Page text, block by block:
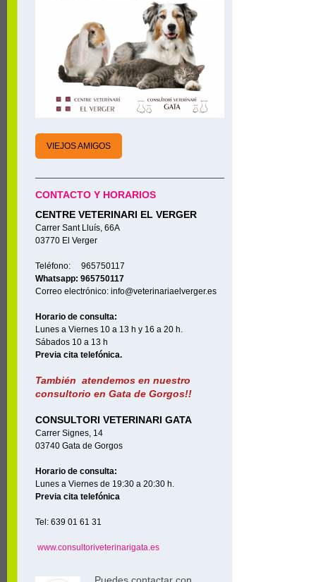
VIEJOS AMIGOS
CONTACTO Y HORARIOS
CENTRE VETERINARI EL VERGER
Carrer Sant Lluís, 66A
03770 El Verger
Teléfono: 965750117
Whatsapp: 965750117
Correo electrónico: info@veterinariaelverger.es
Horario de consulta:
Lunes a Viernes 10 a 13 h y 16 a 20 h.
Sábados 10 a 13 h
Previa cita telefónica.
También atendemos en nuestro
consultorio en Gata de Gorgos!!
CONSULTORI VETERINARI GATA
Carrer Signes, 14
03740 Gata de Gorgos
Horario de consulta:
Lunes a Viernes de 19:30 a 20:30 h.
Previa cita telefónica
Tel: 639 01 61 31
www.consultoriveterinarigata.es